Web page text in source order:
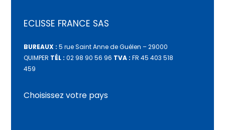
ECLISSE FRANCE SAS
BUREAUX : 5 rue Saint Anne de Guélen – 29000
QUIMPER TÉL : 02 98 90 56 96 TVA : FR 45 403 518
459
Choisissez votre pays